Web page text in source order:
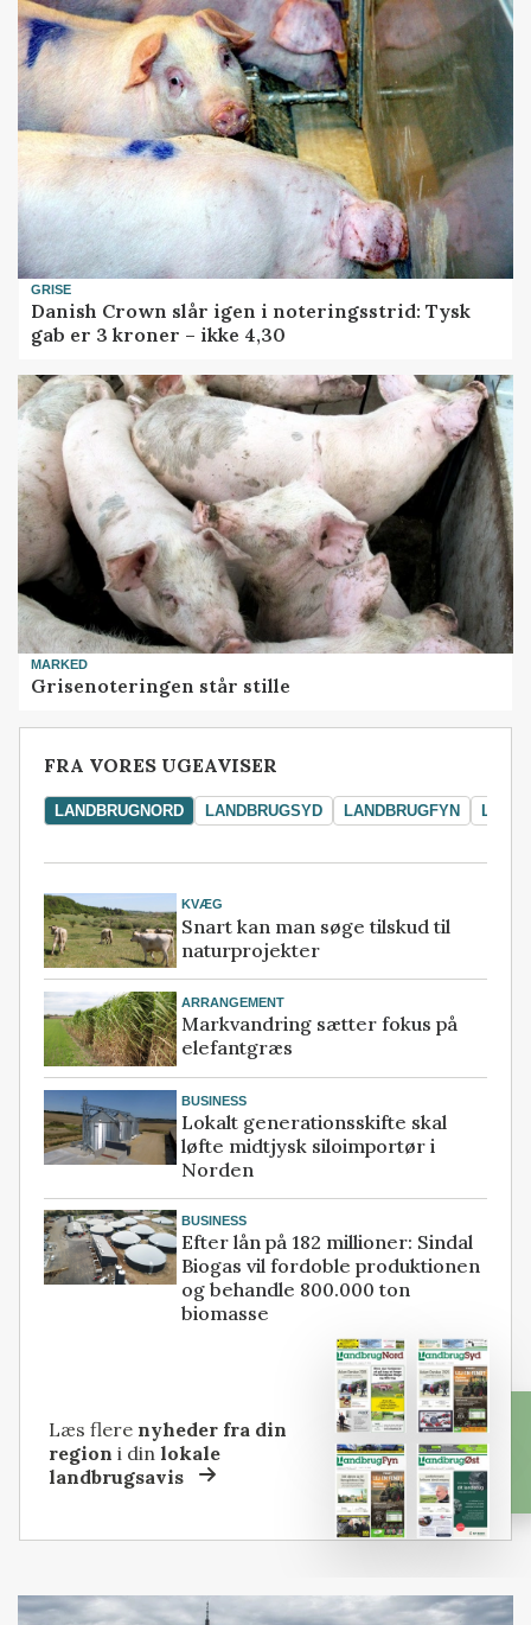
GRISE
Danish Crown slår igen i noteringsstrid: Tysk
gab er 3 kroner – ikke 4,30
MARKED
Grisenoteringen står stille
FRA VORES UGEAVISER
LANDBRUGNORD LANDBRUGSYD LANDBRUGFYN
KVÆG
Snart kan man søge tilskud til
naturprojekter
ARRANGEMENT
Markvandring sætter fokus på
elefantgræs
BUSINESS
Lokalt generationsskifte skal
løfte midtjysk siloimportør i
Norden
BUSINESS
Efter lån på 182 millioner: Sindal
Biogas vil fordoble produktionen
og behandle 800.000 ton
biomasse
Læs flere nyheder fra din
region i dinlokale
landbrugsavis